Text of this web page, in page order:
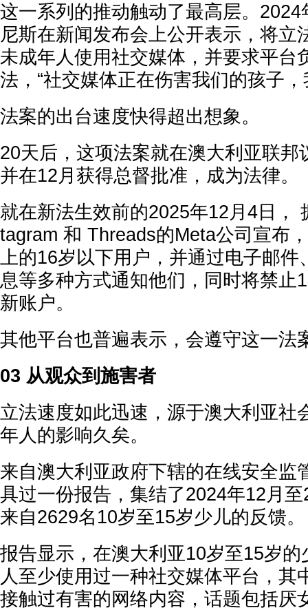
这一系列的推动触动了最高层。
尼斯在新闻发布会上公开表示，将立
未成年人使用社交媒体，并要求平台
法，“社交媒体正在伤害我们的孩子，
法案的出台速度快得超出想象。
20天后，这项法案就在澳大利亚联邦
并在12月获得总督批准，成为法律。
就在新法生效前的2025年12月4日，
tagram 和 Threads的Meta公司宣布
上的16岁以下用户，并通过电子邮
息等多种方式通知他们，同时将禁止
新账户。
其他平台也普遍表示，会遵守这一法
03 从观众到施害者
立法速度如此迅速，源于澳大利亚社
年人的影响久矣。
来自澳大利亚政府下辖的在线安全监
具过一份报告，集结了2024年12月
来自2629名10岁至15岁少儿的反馈。
报告显示，在澳大利亚10岁至15岁
人至少使用过一种社交媒体平台，其
接触过有害的网络内容，话题包括厌